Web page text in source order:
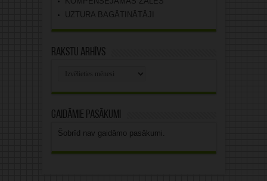
UZTURA BAGĀTINĀTĀJI
Rakstu arhīvs
Gaidāmie pasākumi
Šobrīd nav gaidāmo pasākumi.